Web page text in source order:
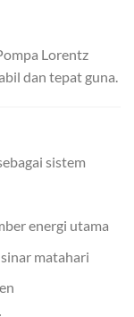
Lorentz
dan tepat guna.
sistem
energi utama
matahari